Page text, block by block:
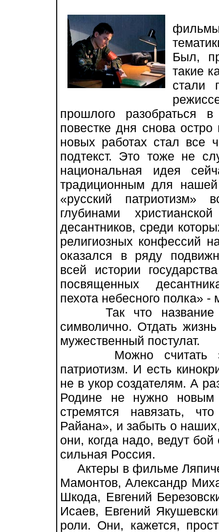
Был,
такие
стали
прошлого разобраться
повестке дня снова
новых работах стал все
подтекст. Это тоже не
национальная идея
традиционным для
«русский
глубинами
десантников, среди
религиозных конфессий
оказался в ряду
всей истории
посвященных
пехота небесного полка» -
Так что название
символично. Отдать
мужественный постулат.
Можно считать эту
патриотизм. И есть
не в укор создателям. А
Родине не нужно новым
стремятся навязать,
Райана», и забыть о
они, когда надо, ведут
сильная Россия.
Актеры в фильме
Мамонтов, Александр
Шкода, Евгений
Исаев, Евгений
роли. Они, кажется,